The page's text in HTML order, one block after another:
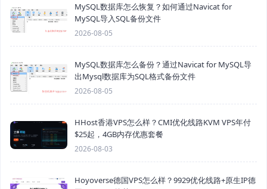
MySQL数据库怎么恢复？如何通过Navicat for
MySQL导入SQL备份文件
2026-08-05
MySQL数据库怎么备份？通过Navicat for MySQL导
出Mysql数据库为SQL格式备份文件
2026-08-05
HHost香港VPS怎么样？CMI优化线路KVM VPS年付
$25起，4GB内存优惠套餐
2026-08-03
Hoyoverse德国VPS怎么样？9929优化线路+原生IP德